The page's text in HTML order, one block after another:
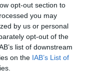
opt-out section to
you may
by us or personal
opt-out of the
list of downstream
on the IAB’s List of